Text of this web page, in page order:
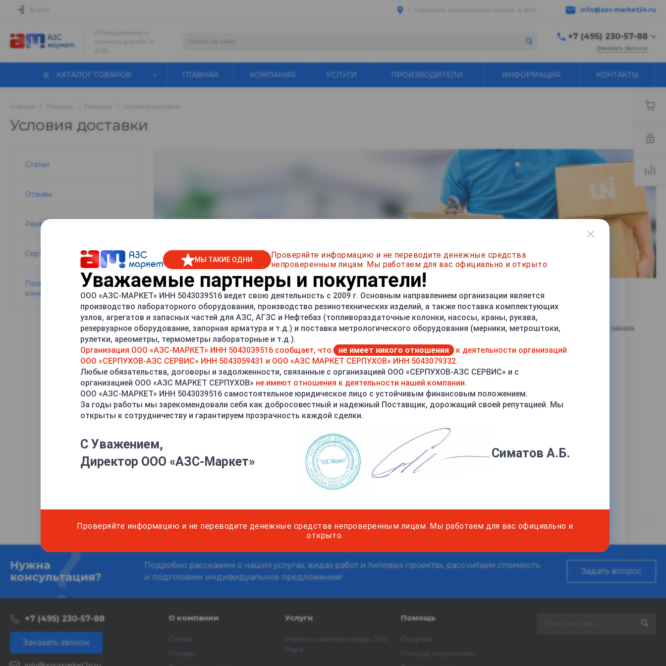
г. Серпухов, Борисовское шоссе, д. 60А info@azs-market24.ru
Войти
Оборудование и
запчасти для АЗС и
АГЗС
+7 (495) 230-57-88
г. Серпухов,
Заказать звонок
КАТАЛОГ ТОВАРОВ ГЛАВНАЯ КОМПАНИЯ УСЛУГИ ПРОИЗВОДИТЕЛИ ИНФОРМАЦИЯ КОНТАКТЫ
Главная Помощь Покупки Условия доставки
Условия доставки
Статьи
Отзывы
Реквизиты компании
Сертификаты
Политика
конфиденциальности
Доставка до транспортной компании:
Доставка до ТК бесплатная. Комплектация и отправка заказа в ТК осуществляется на следующий день после подтверждения заказа.
Срок и стоимость доставки зависит от габаритов оборудования, транспортной компании и удаленности региона.
Деловые Линии
ПЭК
Кит
ЖелДорЭкспедиция
Самовывоз:
Нужна
консультация?
Подробно расскажем о наших услугах, видах работ и типовых проектах, рассчитаем стоимость
и подготовим индивидуальное предложение!
Задать вопрос
+7 (495) 230-57-88
Заказать звонок
О компании
Статьи
Отзывы
Услуги
Ремонт комплектующих ТРК
Нара
Помощь
Покупки
Помощь покупателю
МЫ ТАКИЕ ОДНИ
Проверяйте информацию и не переводите денежные средства
непроверенным лицам. Мы работаем для вас официально и открыто.
Уважаемые партнеры и покупатели!
ООО «АЗС-МАРКЕТ» ИНН 5043039516 ведет свою деятельность с 2009 г. Основным направлением организации является
производство лабораторного оборудования, производство резинотехнических изделий, а также поставка комплектующих
узлов, агрегатов и запасных частей для АЗС, АГЗС и Нефтебаз (топливораздаточные колонки, насосы, краны, рукава,
резервуарное оборудование, запорная арматура и т.д.) и поставка метрологического оборудования (мерники, метроштоки,
рулетки, ареометры, термометры лабораторные и т.д.).
Организация ООО «АЗС-МАРКЕТ» ИНН 5043039516 сообщает, что
не имеет никого отношения
к деятельности организаций
ООО «СЕРПУХОВ-АЗС СЕРВИС» ИНН 5043059431 и ООО «АЗС МАРКЕТ СЕРПУХОВ» ИНН 5043079332.
Любые обязательства, договоры и задолженности, связанные с организацией ООО «СЕРПУХОВ-АЗС СЕРВИС» и с
организацией ООО «АЗС МАРКЕТ СЕРПУХОВ» не имеют отношения к деятельности нашей компании.
ООО «АЗС-МАРКЕТ» ИНН 5043039516 самостоятельное юридическое лицо с устойчивым финансовым положением.
За годы работы мы зарекомендовали себя как добросовестный и надежный Поставщик, дорожащий своей репутацией. Мы
открыты к сотрудничеству и гарантируем прозрачность каждой сделки.
С Уважением,
Директор ООО «АЗС-Маркет»
Симатов А.Б.
Проверяйте информацию и не переводите денежные средства непроверенным лицам. Мы работаем для вас официально и
открыто.